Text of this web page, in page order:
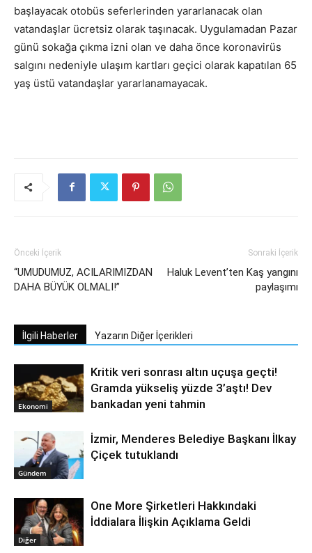
başlayacak otobüs seferlerinden yararlanacak olan
vatandaşlar ücretsiz olarak taşınacak. Uygulamadan Pazar
günü sokağa çıkma izni olan ve daha önce koronavirüs
salgını nedeniyle ulaşım kartları geçici olarak kapatılan 65
yaş üstü vatandaşlar yararlanamayacak.
Önceki İçerik
“UMUDUMUZ, ACILARIMIZDAN
DAHA BÜYÜK OLMALI!”
Sonraki İçerik
Haluk Levent’ten Kaş yangını
paylaşımı
İlgili Haberler Yazarın Diğer İçerikleri
Ekonomi
Kritik veri sonrası altın uçuşa geçti!
Gramda yükseliş yüzde 3’aştı! Dev
bankadan yeni tahmin
Gündem
İzmir, Menderes Belediye Başkanı İlkay
Çiçek tutuklandı
Diğer
One More Şirketleri Hakkındaki
İddialara İlişkin Açıklama Geldi